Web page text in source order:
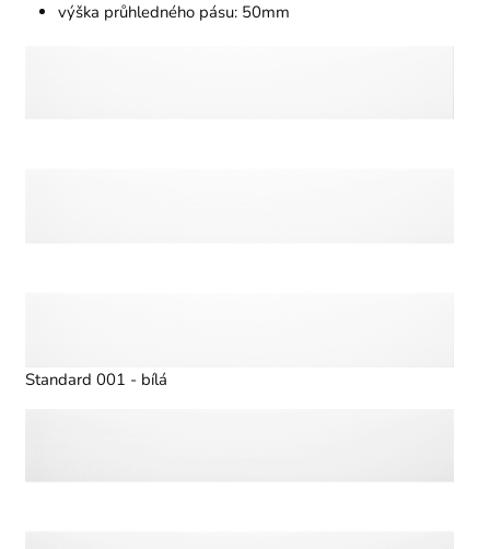
výška průhledného pásu: 50mm
Standard 001 - bílá